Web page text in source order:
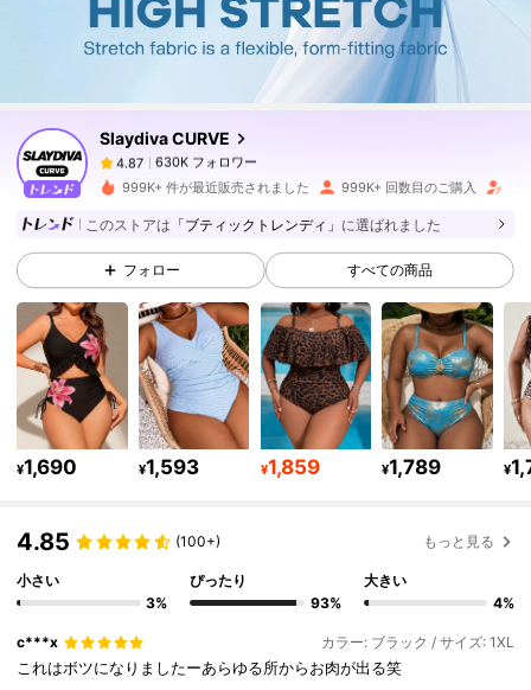
Slaydiva CURVE
4.87
630K フォロワー
n***5は1日前に購入しました
4.87 630K フォロワー
4.87 630K フォロワー
4.87 630K フォロワー
630K フォロワー
4.87 630K フォロワー
999K+ 件が最近販売されました 999K+ 回数目のご購入
このストアは 「ブティックトレンディ」 に選ばれました
フォロー すべての商品
¥1,690 ¥1,593 ¥1,859 ¥1,789 ¥
4.85 (100+) もっと見る
小さい
3%
ぴったり
93%
大きい
4%
c***x カラー: ブラック / サイズ: 1XL
これはボツになりましたーあらゆる所からお肉が出る笑